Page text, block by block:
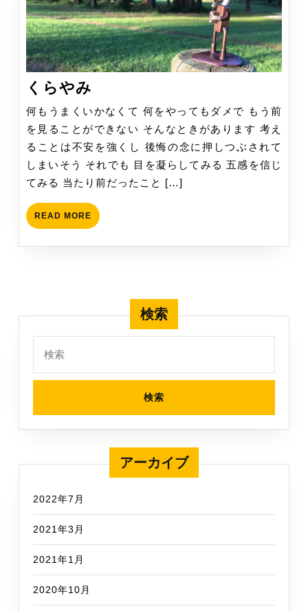
くらやみ
ら
や
み
何もうまくいかなくて 何をやってもダメで もう前
を見ることができない そんなときがあります 考え
ることは不安を強くし 後悔の念に押しつぶされて
しまいそう それでも 目を凝らしてみる 五感を信じ
てみる 当たり前だったこと […]
READ MORE READ
MORE
検索
索:
アーカイブ
2022年7月
2021年3月
2021年1月
2020年10月